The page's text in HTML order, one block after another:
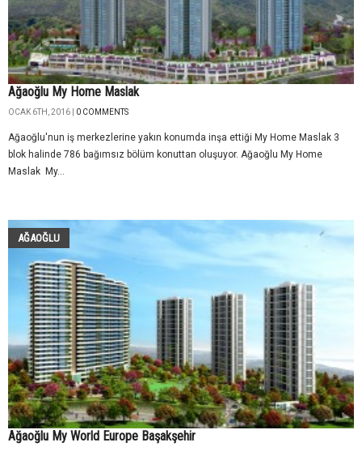
Ağaoğlu My Home Maslak
OCAK 6TH, 2016 | 0 COMMENTS
Ağaoğlu'nun iş merkezlerine yakın konumda inşa ettiği My Home Maslak 3
blok halinde 786 bağımsız bölüm konuttan oluşuyor. Ağaoğlu My Home
Maslak My...
AĞAOĞLU
Ağaoğlu My World Europe Başakşehir